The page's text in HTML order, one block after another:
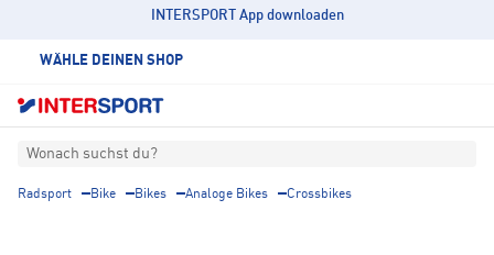
INTERSPORT App downloaden
WÄHLE DEINEN SHOP
Wonach suchst du?
Radsport Bike Bikes Analoge Bikes Crossbikes